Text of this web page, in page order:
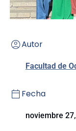
Autor
Facultad de
Fecha
noviembre